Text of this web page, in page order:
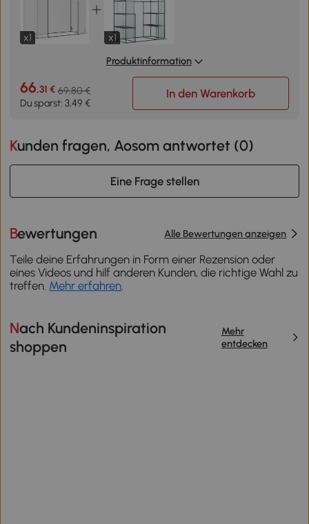
x1
x1
Produktinformation
66,31 € 69,80 €
Du sparst: 3,49 €
In den Warenkorb
Kunden fragen, Aosom antwortet (0)
Eine Frage stellen
Bewertungen Alle Bewertungen anzeigen
Teile deine Erfahrungen in Form einer Rezension oder
eines Videos und hilf anderen Kunden, die richtige Wahl zu
treffen. Mehr erfahren
Nach Kundeninspiration
shoppen
Mehr
entdecken